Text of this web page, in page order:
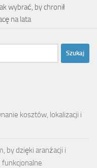
wybrać, by chronił
na lata
kosztów, lokalizacji i
by dzięki aranżacji i
funkcjonalne